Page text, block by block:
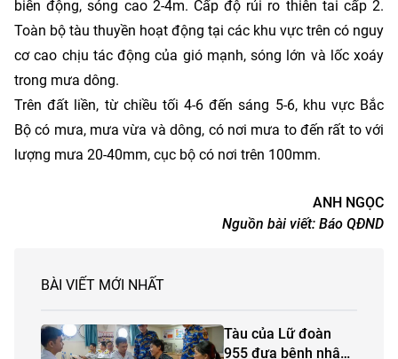
biển động, sóng cao 2-4m. Cấp độ rủi ro thiên tai cấp 2.
Toàn bộ tàu thuyền hoạt động tại các khu vực trên có nguy
cơ cao chịu tác động của gió mạnh, sóng lớn và lốc xoáy
trong mưa dông.
Trên đất liền, từ chiều tối 4-6 đến sáng 5-6, khu vực Bắc
Bộ có mưa, mưa vừa và dông, có nơi mưa to đến rất to với
lượng mưa 20-40mm, cục bộ có nơi trên 100mm.
ANH NGỌC
Nguồn bài viết: Báo QĐND
BÀI VIẾT MỚI NHẤT
Tàu của Lữ đoàn
955 đưa bệnh nhân